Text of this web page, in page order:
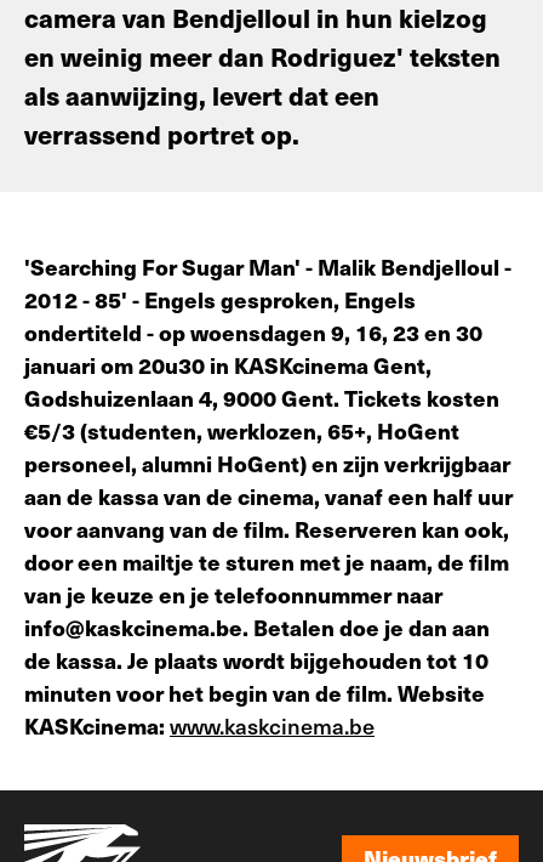
camera van Bendjelloul in hun kielzog
en weinig meer dan Rodriguez' teksten
als aanwijzing, levert dat een
verrassend portret op.
'Searching For Sugar Man' - Malik Bendjelloul -
2012 - 85' - Engels gesproken, Engels
ondertiteld - op woensdagen 9, 16, 23 en 30
januari om 20u30 in KASKcinema Gent,
Godshuizenlaan 4, 9000 Gent. Tickets kosten
€5/3 (studenten, werklozen, 65+, HoGent
personeel, alumni HoGent) en zijn verkrijgbaar
aan de kassa van de cinema, vanaf een half uur
voor aanvang van de film. Reserveren kan ook,
door een mailtje te sturen met je naam, de film
van je keuze en je telefoonnummer naar
info@kaskcinema.be. Betalen doe je dan aan
de kassa. Je plaats wordt bijgehouden tot 10
minuten voor het begin van de film. Website
KASKcinema: www.kaskcinema.be